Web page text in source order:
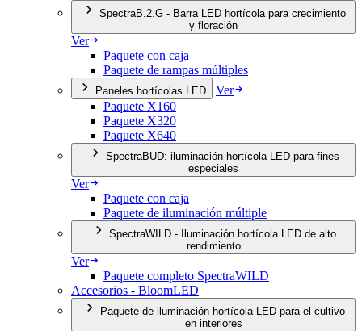
y floración
Ver
Paquete con caja
Paquete de rampas múltiples
Paneles hortícolas LED
Ver
Paquete X160
Paquete X320
Paquete X640
especiales
Ver
Paquete con caja
Paquete de iluminación múltiple
rendimiento
Ver
Paquete completo SpectraWILD
Accesorios - BloomLED
en interiores